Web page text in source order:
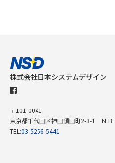
株式会社日本システムデザイン
〒101-0041
東京都千代田区神田須田町2-3-1 ＮＢ
TEL:03-5256-5441